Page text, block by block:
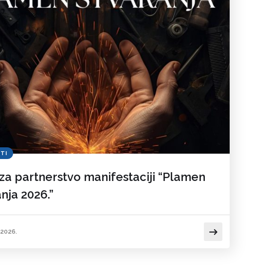
partnerstvo manifestaciji “Plamen
2026.”